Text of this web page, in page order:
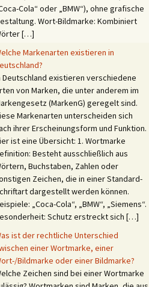
Cola“ oder „BMW“), ohne grafische
Wort-Bildmarke: Kombiniert
[…]
Markenarten existieren in
Deutschland existieren verschiedene
von Marken, die unter anderem im
(MarkenG) geregelt sind.
Markenarten unterscheiden sich
ihrer Erscheinungsform und Funktion.
ist eine Übersicht: 1. Wortmarke
Besteht ausschließlich aus
Buchstaben, Zahlen oder
Zeichen, die in einer Standard-
dargestellt werden können.
„Coca-Cola“, „BMW“, „Siemens“.
Schutz erstreckt sich […]
ist der rechtliche Unterschied
einer Wortmarke, einer
Bildmarke oder einer Bildmarke?
Zeichen sind bei einer Wortmarke